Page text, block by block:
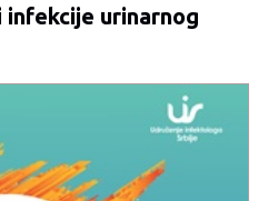
infekcije urinarnog